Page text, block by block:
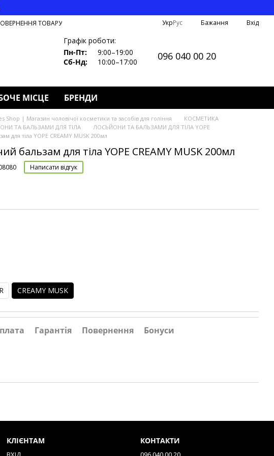
ТОВАРУ УкрРус Бажання Вхід
Графік роботи:
Пн-Пт:
9:00–19:00
Сб-Нд:
10:00–17:00 096 040 00 20
МІСЦЕ БРЕНДИ
Shop | Магазин чоловічої косметики та засобів для гоління
КОСМЕТИКА
ТА БАЛЬЗАМИ ДЛЯ ТІЛА
ЛОСЬЙОНИ ТА БАЛЬЗАМИ ДЛЯ ТІЛА YOPE
для тіла YOPE CREAMY MUSK 200мл
бальзам для тіла YOPE CREAMY MUSK 200мл
Написати відгук
CREAMY MUSK
Гарантія Повернення Бонуси
КЛІЄНТАМ КОНТАКТИ